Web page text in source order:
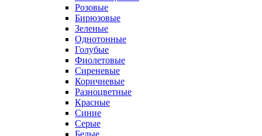
Розовые
Бирюзовые
Зеленые
Однотонные
Голубые
Фиолетовые
Сиреневые
Коричневые
Разноцветные
Красные
Синие
Серые